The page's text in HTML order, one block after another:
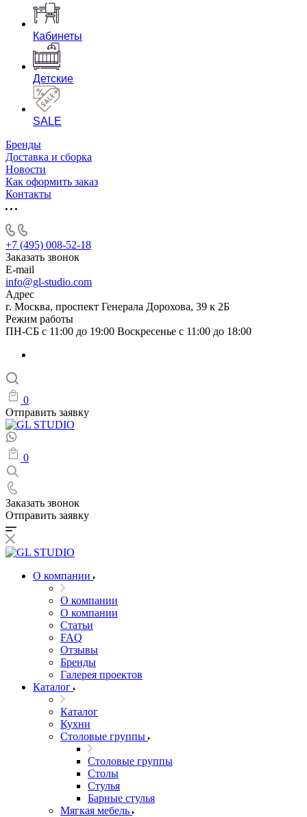
Кабинеты
Детские
SALE
Бренды
Доставка и сборка
Новости
Как оформить заказ
Контакты
+7 (495) 008-52-18
Заказать звонок
E-mail
info@gl-studio.com
Адрес
г. Москва, проспект Генерала Дорохова, 39 к 2Б
Режим работы
ПН-СБ с 11:00 до 19:00 Воскресенье с 11:00 до 18:00
0
Отправить заявку
0
Заказать звонок
Отправить заявку
О компании
О компании
О компании
Статьи
FAQ
Отзывы
Бренды
Галерея проектов
Каталог
Каталог
Кухни
Столовые группы
Столовые группы
Столы
Стулья
Барные стулья
Мягкая мебель